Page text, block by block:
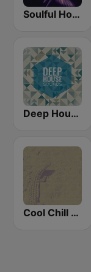
Soulful House
Deep House Sounds
Cool Chill House